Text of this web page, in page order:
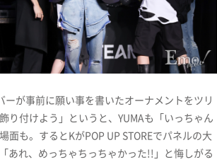
が事前に願い事を書いたオーナメントをツリ
り付けよう」というと、YUMAも「いっちゃん
も。するとKがPOP UP STOREでパネルの大
あれ、めっちゃちっちゃかった!!」と悔しがる